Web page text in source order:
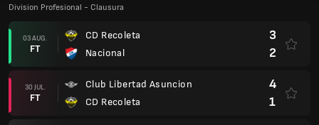
Division Profesional - Clausura
03 AUG.
FT
CD Recoleta
Nacional
3
2
30 JUL.
FT
Club Libertad Asuncion
CD Recoleta
4
1